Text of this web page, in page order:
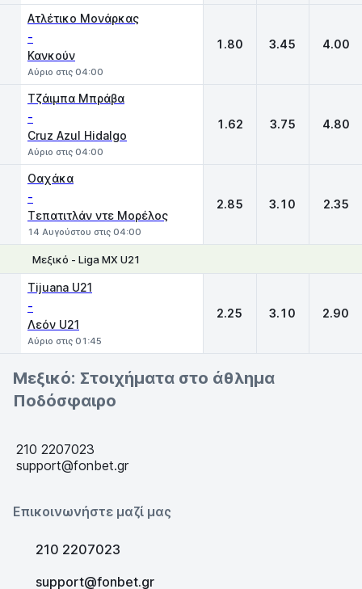
Ατλέτικο Μονάρκας
-
Κανκούν
Αύριο στις 04:00
1.80 3.45 4.00
Τζάιμπα Μπράβα
-
Cruz Azul Hidalgo
Αύριο στις 04:00
1.62 3.75 4.80
Οαχάκα
-
Τεπατιτλάν ντε Μορέλος
14 Αυγούστου στις 04:00
2.85 3.10 2.35
Μεξικό - Liga MX U21
Tijuana U21
-
Λεόν U21
Αύριο στις 01:45
2.25 3.10 2.90
Μεξικό: Στοιχήματα στο άθλημα
Ποδόσφαιρο
210 2207023
support@fonbet.gr
Επικοινωνήστε μαζί μας
210 2207023
support@fonbet.gr